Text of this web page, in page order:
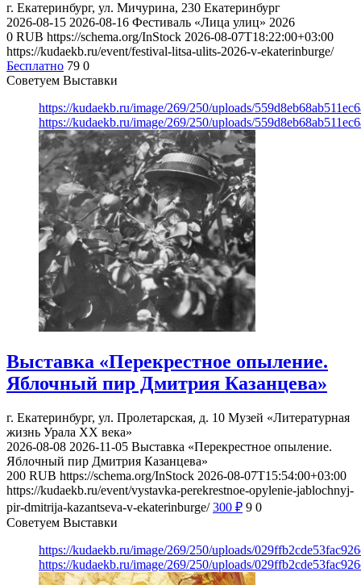
г. Екатеринбург, ул. Мичурина, 230 Екатеринбург
2026-08-15 2026-08-16 Фестиваль «Лица улиц» 2026
0 RUB https://schema.org/InStock 2026-08-07T18:22:00+03:00
https://kudaekb.ru/event/festival-litsa-ulits-2026-v-ekaterinburge/
Бесплатно 79 0
Советуем Выставки
https://kudaekb.ru/image/269/250/uploads/
https://kudaekb.ru/image/269/250/uploads/
Выставка «Перекрестное опыление.
Яблочный пир Дмитрия Казанцева»
г. Екатеринбург, ул. Пролетарская, д. 10 Музей «Литературная
жизнь Урала ХХ века»
2026-08-08 2026-11-05 Выставка «Перекрестное опыление.
Яблочный пир Дмитрия Казанцева»
200 RUB https://schema.org/InStock 2026-08-07T15:54:00+03:00
https://kudaekb.ru/event/vystavka-perekrestnoe-opylenie-jablochnyj-
pir-dmitrija-kazantseva-v-ekaterinburge/ 300 ₽ 9 0
Советуем Выставки
https://kudaekb.ru/image/269/250/uploads/
https://kudaekb.ru/image/269/250/uploads/